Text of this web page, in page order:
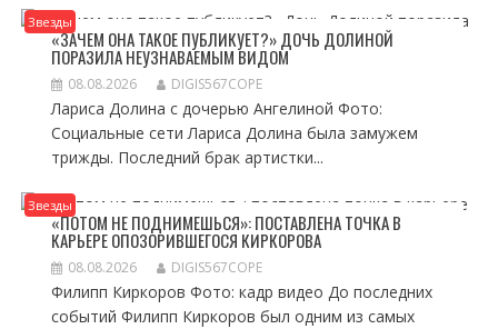
Звезды
«ЗАЧЕМ ОНА ТАКОЕ ПУБЛИКУЕТ?» ДОЧЬ ДОЛИНОЙ
ПОРАЗИЛА НЕУЗНАВАЕМЫМ ВИДОМ
08.08.2026 DIGIS567COPE
Лариса Долина с дочерью Ангелиной Фото:
Социальные сети Лариса Долина была замужем
трижды. Последний брак артистки...
Звезды
«ПОТОМ НЕ ПОДНИМЕШЬСЯ»: ПОСТАВЛЕНА ТОЧКА В
КАРЬЕРЕ ОПОЗОРИВШЕГОСЯ КИРКОРОВА
08.08.2026 DIGIS567COPE
Филипп Киркоров Фото: кадр видео До последних
событий Филипп Киркоров был одним из самых